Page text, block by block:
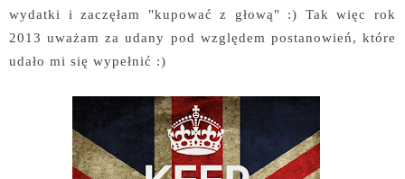
wydatki i zaczęłam "kupować z głową" :) Tak więc rok
2013 uważam za udany pod względem postanowień, które
udało mi się wypełnić :)